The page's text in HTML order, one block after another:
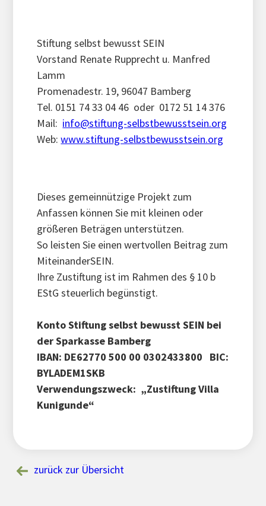
Stiftung selbst bewusst SEIN
Vorstand Renate Rupprecht u. Manfred
Lamm
Promenadestr. 19, 96047 Bamberg
Tel. 0151 74 33 04 46 oder 0172 51 14 376
Mail: info@stiftung-selbstbewusstsein.org
Web:www.stiftung-selbstbewusstsein.org
Dieses gemeinnützige Projekt zum
Anfassen können Sie mit kleinen oder
größeren Beträgen unterstützen.
So leisten Sie einen wertvollen Beitrag zum
MiteinanderSEIN.
Ihre Zustiftung ist im Rahmen des § 10 b
EStG steuerlich begünstigt.
Konto Stiftung selbst bewusst SEIN bei
der Sparkasse Bamberg
IBAN: DE62770 500 00 0302433800 BIC:
BYLADEM1SKB
Verwendungszweck: „Zustiftung Villa
Kunigunde“
zurück zur Übersicht